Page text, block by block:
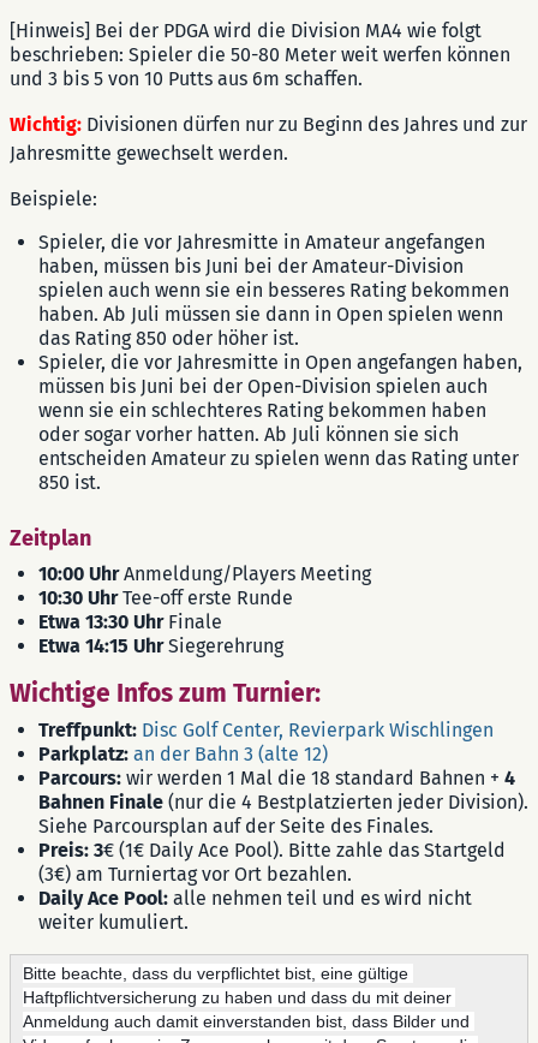
[Hinweis] Bei der PDGA wird die Division MA4 wie folgt
beschrieben: Spieler die 50-80 Meter weit werfen können
und 3 bis 5 von 10 Putts aus 6m schaffen.
Wichtig: Divisionen dürfen nur zu Beginn des Jahres und zur
Jahresmitte gewechselt werden.
Beispiele:
Spieler, die vor Jahresmitte in Amateur angefangen
haben, müssen bis Juni bei der Amateur-Division
spielen auch wenn sie ein besseres Rating bekommen
haben. Ab Juli müssen sie dann in Open spielen wenn
das Rating 850 oder höher ist.
Spieler, die vor Jahresmitte in Open angefangen haben,
müssen bis Juni bei der Open-Division spielen auch
wenn sie ein schlechteres Rating bekommen haben
oder sogar vorher hatten. Ab Juli können sie sich
entscheiden Amateur zu spielen wenn das Rating unter
850 ist.
Zeitplan
10:00 UhrAnmeldung/Players Meeting
10:30 UhrTee-off erste Runde
Etwa 13:30 UhrFinale
Etwa 14:15 UhrSiegerehrung
Wichtige Infos zum Turnier:
Treffpunkt: Disc Golf Center, Revierpark Wischlingen
Parkplatz: an der Bahn 3 (alte 12)
Parcours: wir werden 1 Mal die 18 standard Bahnen + 4
Bahnen Finale (nur die 4 Bestplatzierten jeder Division).
Siehe Parcoursplan auf der Seite des Finales.
Preis: 3€ (1€ Daily Ace Pool). Bitte zahle das Startgeld
(3€) am Turniertag vor Ort bezahlen.
Daily Ace Pool: alle nehmen teil und es wird nicht
weiter kumuliert.
Bitte beachte, dass du verpflichtet bist, eine gültige
Haftpflichtversicherung zu haben und dass du mit deiner
Anmeldung auch damit einverstanden bist, dass Bilder und